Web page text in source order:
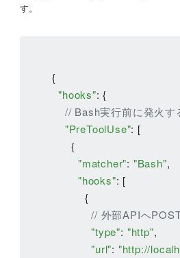
す。
{
"hooks": {
// Bash実行前に発火す
"PreToolUse": [
      {
"matcher": "Bash",
"hooks": [
          {
// 外部APIへ
"type": "http",
"url": "http://